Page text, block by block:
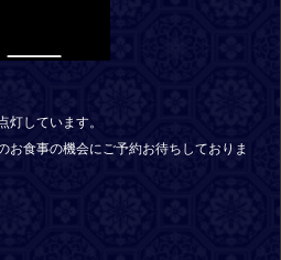
灯しています。
お食事の機会にご予約お待ちしておりま